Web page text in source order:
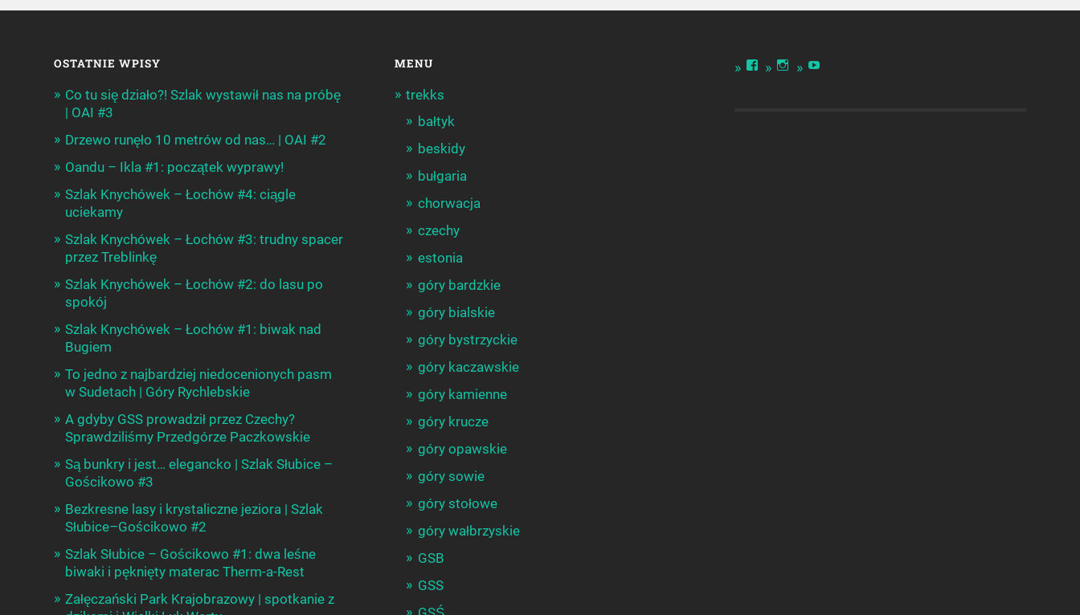
OSTATNIE WPISY
Co tu się działo?! Szlak wystawił nas na próbę
| OAI #3
Drzewo runęło 10 metrów od nas… | OAI #2
Oandu – Ikla #1: początek wyprawy!
Szlak Knychówek – Łochów #4: ciągle
uciekamy
Szlak Knychówek – Łochów #3: trudny spacer
przez Treblinkę
Szlak Knychówek – Łochów #2: do lasu po
spokój
Szlak Knychówek – Łochów #1: biwak nad
Bugiem
To jedno z najbardziej niedocenionych pasm
w Sudetach | Góry Rychlebskie
A gdyby GSS prowadził przez Czechy?
Sprawdziliśmy Przedgórze Paczkowskie
Są bunkry i jest… elegancko | Szlak Słubice –
Gościkowo #3
Bezkresne lasy i krystaliczne jeziora | Szlak
Słubice–Gościkowo #2
Szlak Słubice – Gościkowo #1: dwa leśne
biwaki i pęknięty materac Therm-a-Rest
Załęczański Park Krajobrazowy | spotkanie z
MENU
trekks
bałtyk
beskidy
bułgaria
chorwacja
czechy
estonia
góry bardzkie
góry bialskie
góry bystrzyckie
góry kaczawskie
góry kamienne
góry krucze
góry opawskie
góry sowie
góry stołowe
góry wałbrzyskie
GSB
GSS